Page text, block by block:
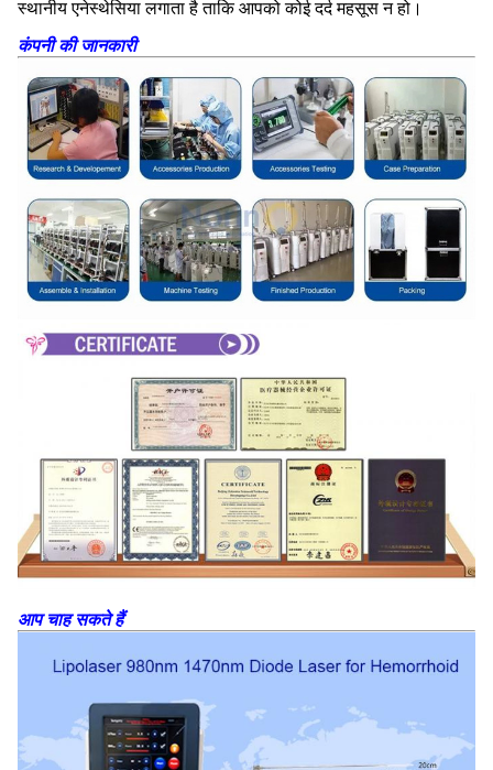
स्थानीय एनेस्थेसिया लगाता है ताकि आपको कोई दर्द महसूस न हो।
कंपनी की जानकारी
आप चाह सकते हैं